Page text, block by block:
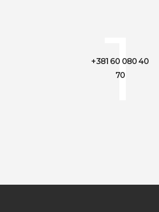
1
+381 60 080 40
70